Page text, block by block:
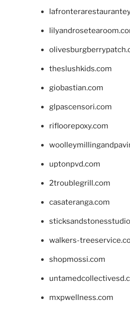
theslushkids.com
giobastian.com
glpascensori.com
rifloorepoxy.com
uptonpvd.com
2troublegrill.com
casateranga.com
walkers-
shopmossi.com
mxpwellness.com